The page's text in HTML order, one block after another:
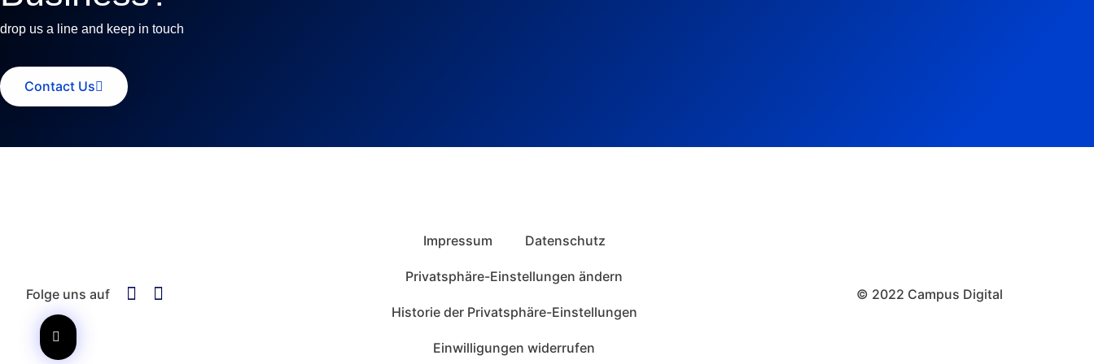
drop us a line and keep in touch
Contact Us
Folge uns auf
Impressum Datenschutz
Privatsphäre-Einstellungen ändern
Historie der Privatsphäre-Einstellungen
Einwilligungen widerrufen
© 2022 Campus Digital